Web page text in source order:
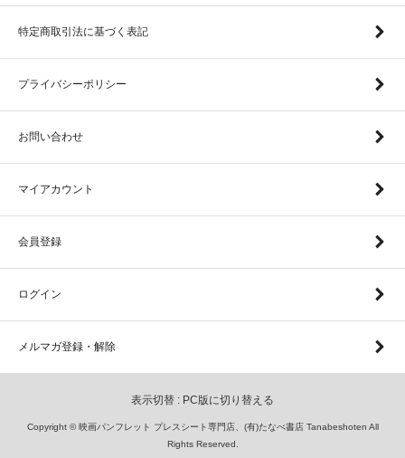
特定商取引法に基づく表記
プライバシーポリシー
お問い合わせ
マイアカウント
会員登録
ログイン
メルマガ登録・解除
表示切替 : PC版に切り替える
Copyright © 映画パンフレット プレスシート専門店、(有)たなべ書店 Tanabeshoten All
Rights Reserved.